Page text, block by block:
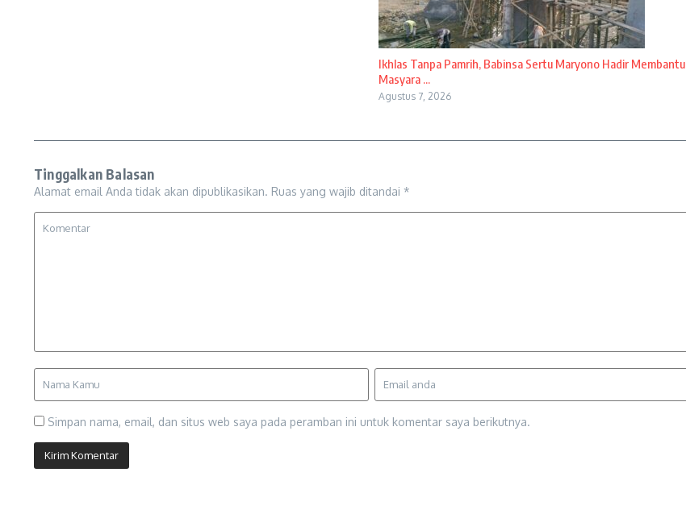
Ikhlas Tanpa Pamrih, Babinsa Sertu Maryono Hadir Membantu
Masyara ...
Agustus 7, 2026
Tinggalkan Balasan
Alamat email Anda tidak akan dipublikasikan. Ruas yang wajib ditandai *
Simpan nama, email, dan situs web saya pada peramban ini untuk komentar saya berikutnya.